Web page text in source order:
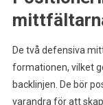
De två defensiva
formationen, vilket
backlinjen. De bör
varandra för att